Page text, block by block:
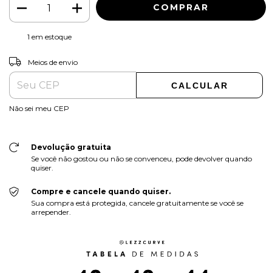
1 em estoque
Entregas para o CEP:
Meios de envio
CALCULAR
Não sei meu CEP
Devolução gratuita
Se você não gostou ou não se convenceu, pode devolver quando
quiser.
Compre e cancele quando quiser.
Sua compra está protegida, cancele gratuitamente se você se
arrepender.